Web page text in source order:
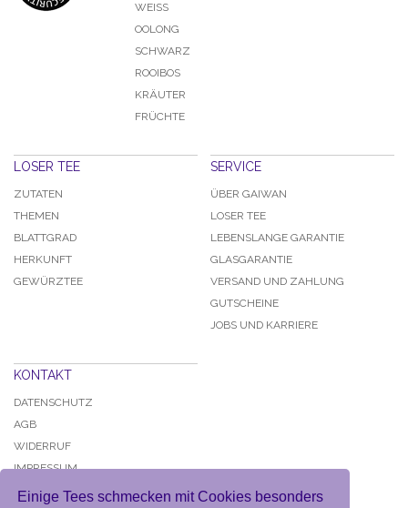
Einige Tees schmecken mit Cookies besonders
WEISS
OOLONG
SCHWARZ
ROOIBOS
KRÄUTER
FRÜCHTE
LOSER TEE
ZUTATEN
THEMEN
BLATTGRAD
HERKUNFT
GEWÜRZTEE
SERVICE
ÜBER GAIWAN
LOSER TEE
LEBENSLANGE GARANTIE
GLASGARANTIE
VERSAND UND ZAHLUNG
GUTSCHEINE
JOBS UND KARRIERE
KONTAKT
DATENSCHUTZ
AGB
WIDERRUF
IMPRESSUM